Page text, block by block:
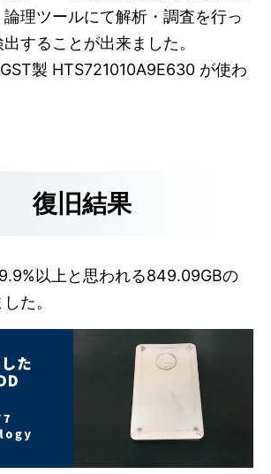
理ツールにて解析・調査を行っ
することが出来ました。
製 HTS721010A9E630 が使わ
復旧結果
以上と思われる849.09GBの
た。